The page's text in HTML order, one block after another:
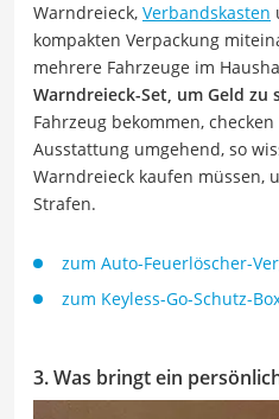
Warndreieck, Verbandskasten
kompakten Verpackung
mehrere Fahrzeuge im
Warndreieck-Set, um Geld zu
Fahrzeug bekommen,
Ausstattung umgehend, so
Warndreieck kaufen müssen,
Strafen.
zum Auto-Feuerlöscher-
zum Keyless-Go-Schutz-
3. Was bringt ein